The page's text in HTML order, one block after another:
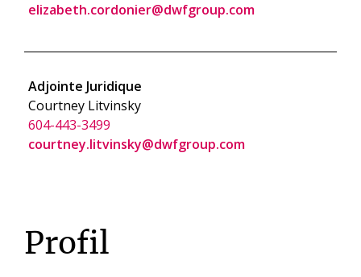
elizabeth.cordonier@dwfgroup.com
Adjointe Juridique
Courtney Litvinsky
604-443-3499
courtney.litvinsky@dwfgroup.com
Profil